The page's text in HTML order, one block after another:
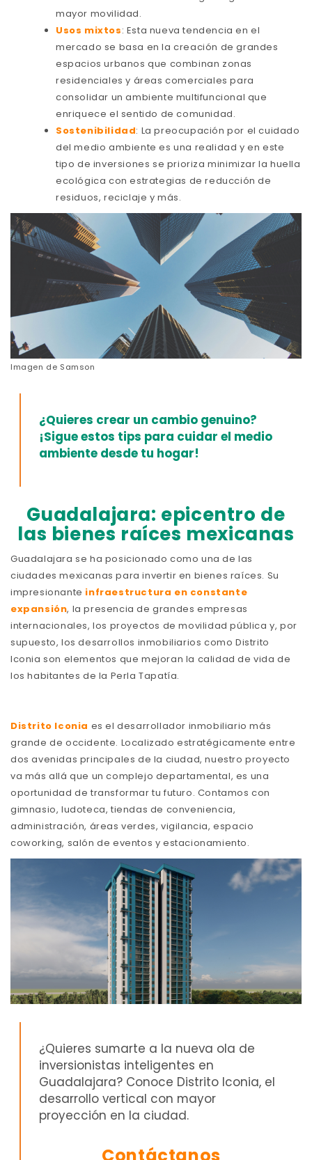
mayor movilidad.
Usos mixtos: Esta nueva tendencia en el
mercado se basa en la creación de grandes
espacios urbanos que combinan zonas
residenciales y áreas comerciales para
consolidar un ambiente multifuncional que
enriquece el sentido de comunidad.
Sostenibilidad: La preocupación por el cuidado
del medio ambiente es una realidad y en este
tipo de inversiones se prioriza minimizar la huella
ecológica con estrategias de reducción de
residuos, reciclaje y más.
Imagen de Samson
¿Quieres crear un cambio genuino?
¡Sigue estos tips para cuidar el medio
ambiente desde tu hogar!
Guadalajara: epicentro de
las bienes raíces mexicanas
Guadalajara se ha posicionado como una de las
ciudades mexicanas para invertir en bienes raíces. Su
impresionante infraestructura en constante
expansión, la presencia de grandes empresas
internacionales, los proyectos de movilidad pública y, por
supuesto, los desarrollos inmobiliarios como Distrito
Iconia son elementos que mejoran la calidad de vida de
los habitantes de la Perla Tapatía.
Distrito Iconia es el desarrollador inmobiliario más
grande de occidente. Localizado estratégicamente entre
dos avenidas principales de la ciudad, nuestro proyecto
va más allá que un complejo departamental, es una
oportunidad de transformar tu futuro. Contamos con
gimnasio, ludoteca, tiendas de conveniencia,
administración, áreas verdes, vigilancia, espacio
coworking, salón de eventos y estacionamiento.
¿Quieres sumarte a la nueva ola de
inversionistas inteligentes en
Guadalajara? Conoce Distrito Iconia, el
desarrollo vertical con mayor
proyección en la ciudad.